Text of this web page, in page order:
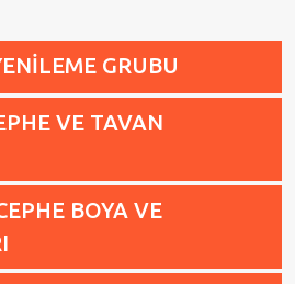
GRUBU
VE TAVAN
BOYA VE